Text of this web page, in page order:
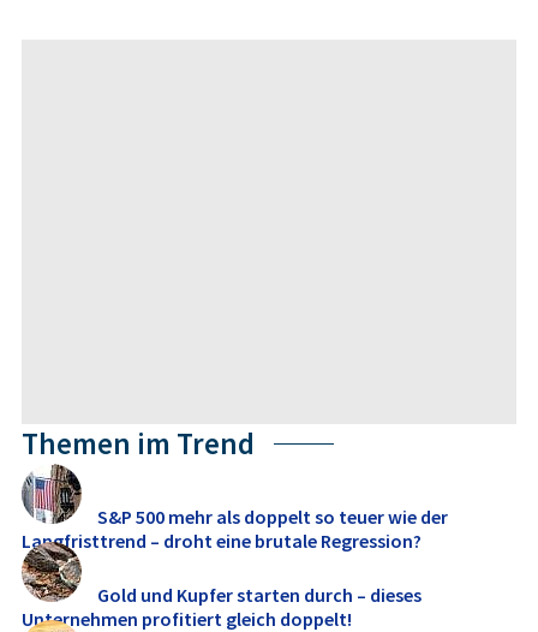
Themen im Trend
S&P 500 mehr als doppelt so teuer wie der
Langfristtrend – droht eine brutale Regression?
Gold und Kupfer starten durch – dieses
Unternehmen profitiert gleich doppelt!